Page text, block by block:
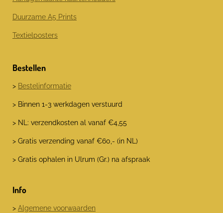
Duurzame A5 Prints
Textielposters
Bestellen
> Bestelinformatie
> Binnen 1-3 werkdagen verstuurd
> NL: verzendkosten al vanaf €4,55
> Gratis verzending vanaf €60,- (in NL)
> Gratis ophalen in Ulrum (Gr.) na afspraak
Info
> Algemene voorwaarden